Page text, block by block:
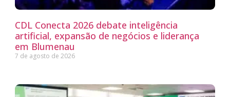
CDL Conecta 2026 debate inteligência
artificial, expansão de negócios e liderança
em Blumenau
7 de agosto de 2026